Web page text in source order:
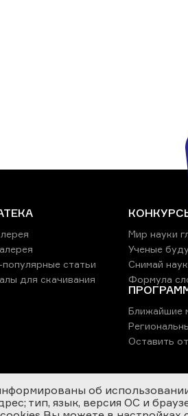
статьи
для скачивания
Мир науки
Ученые
Снимай
Формула
Ближайшие
Оставить
об
тип, язык, версия ОС и